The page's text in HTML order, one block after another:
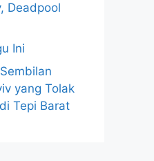
Deadpool
Ini
yang Tolak
Tepi Barat